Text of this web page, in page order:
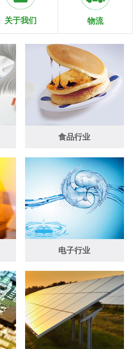
关于我们 物流
食品行业
电子行业